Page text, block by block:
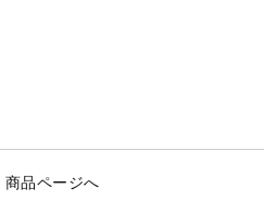
商品ページへ